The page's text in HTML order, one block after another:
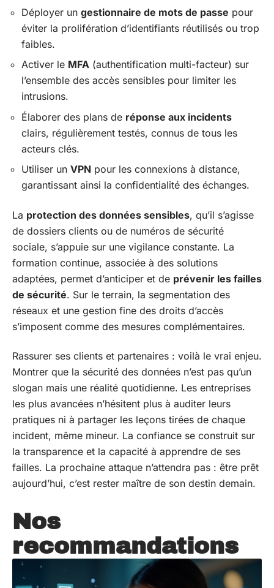
Déployer un gestionnaire de mots de passe pour
éviter la prolifération d’identifiants réutilisés ou trop
faibles.
Activer le MFA (authentification multi-facteur) sur
l’ensemble des accès sensibles pour limiter les
intrusions.
Élaborer des plans de réponse aux incidents
clairs, régulièrement testés, connus de tous les
acteurs clés.
Utiliser un VPN pour les connexions à distance,
garantissant ainsi la confidentialité des échanges.
La protection des données sensibles, qu’il s’agisse
de dossiers clients ou de numéros de sécurité
sociale, s’appuie sur une vigilance constante. La
formation continue, associée à des solutions
adaptées, permet d’anticiper et de prévenir les failles
de sécurité. Sur le terrain, la segmentation des
réseaux et une gestion fine des droits d’accès
s’imposent comme des mesures complémentaires.
Rassurer ses clients et partenaires : voilà le vrai enjeu.
Montrer que la sécurité des données n’est pas qu’un
slogan mais une réalité quotidienne. Les entreprises
les plus avancées n’hésitent plus à auditer leurs
pratiques ni à partager les leçons tirées de chaque
incident, même mineur. La confiance se construit sur
la transparence et la capacité à apprendre de ses
failles. La prochaine attaque n’attendra pas : être prêt
aujourd’hui, c’est rester maître de son destin demain.
Nos
recommandations